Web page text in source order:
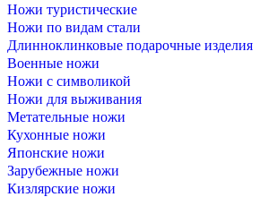
Ножи туристические
Ножи по видам стали
Длинноклинковые подарочные изделия
Военные ножи
Ножи с символикой
Ножи для выживания
Метательные ножи
Кухонные ножи
Японские ножи
Зарубежные ножи
Кизлярские ножи